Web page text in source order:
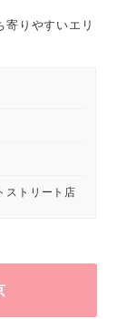
寄りやすいエリ
ストリート店